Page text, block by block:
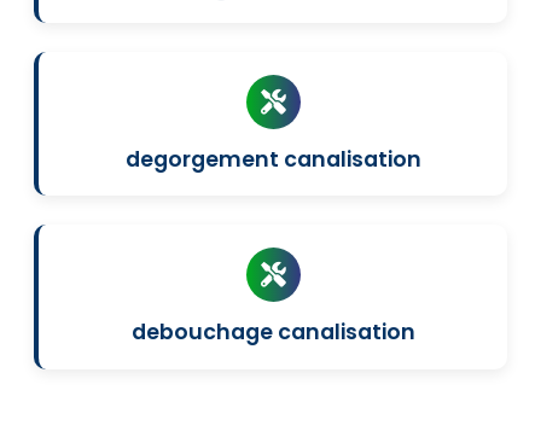
degorgement canalisation
debouchage canalisation